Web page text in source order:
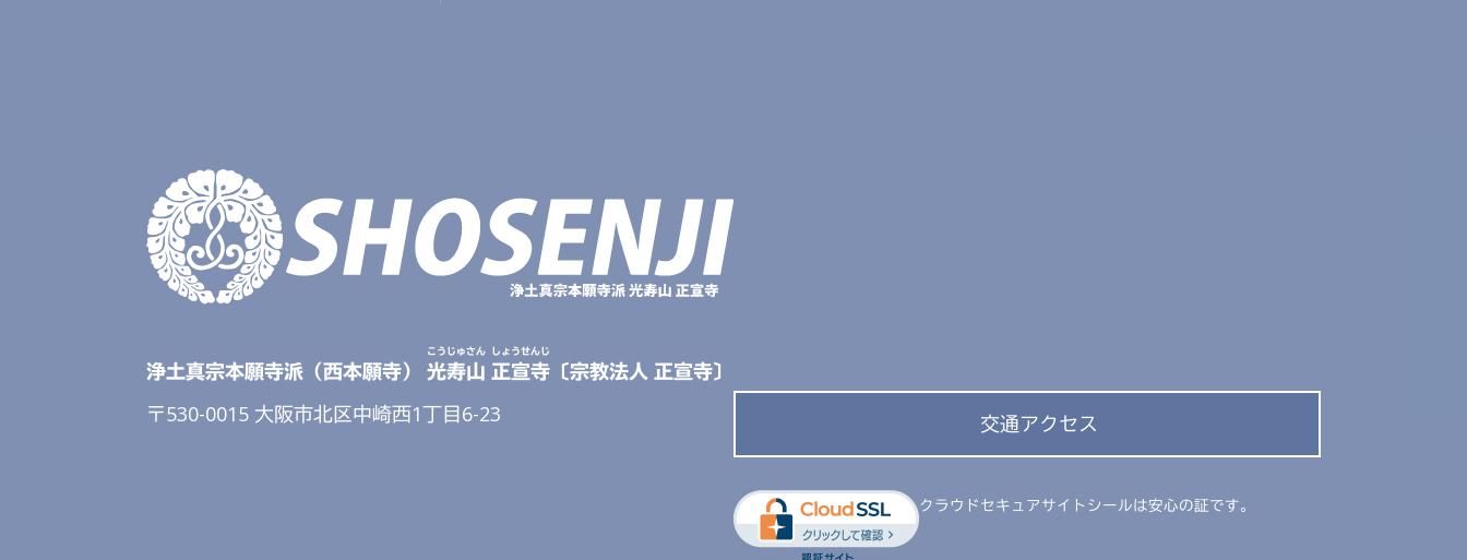
浄土真宗本願寺派（西本願寺）光寿山
こうじゅさん
正宣寺
しょうせんじ
〔宗教法人 正宣寺〕
〒530-0015 大阪市北区中崎西1丁目6-23
交通アクセス
クラウドセキュアサイトシールは安心の証です。